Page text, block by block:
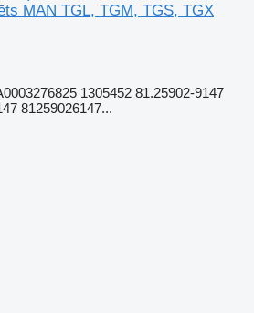
MAN TGL, TGM, TGS, TGX
1305452 81.25902-9147
81259026147...